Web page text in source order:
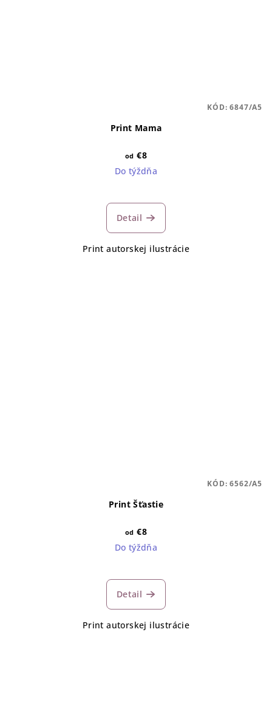
Print Mama
od €8
Do týždňa
Detail
Print autorskej ilustrácie
KÓD:6847/A5
Print Šťastie
od €8
Do týždňa
Detail
Print autorskej ilustrácie
KÓD:6562/A5